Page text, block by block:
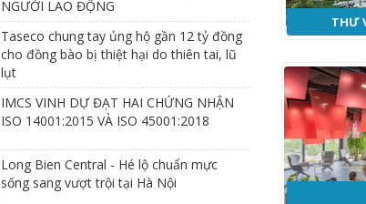
Taseco chung tay ủng hộ gần 12 tỷ đồng
cho đồng bào bị thiệt hại do thiên tai, lũ
lụt
IMCS VINH DỰ ĐẠT HAI CHỨNG NHẬN
ISO 14001:2015 VÀ ISO 45001:2018
sống sang vượt trội tại Hà Nội
THƯ